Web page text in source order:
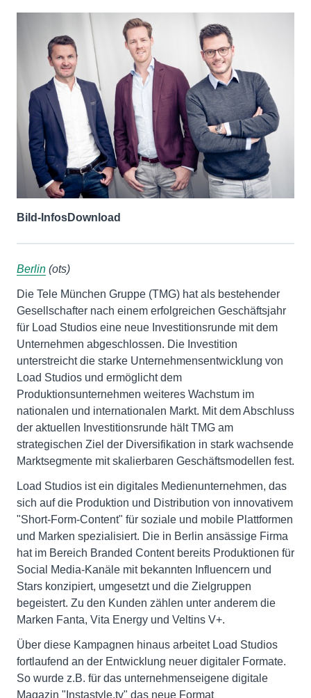
Bild-InfosDownload
Berlin (ots)
Die Tele München Gruppe (TMG) hat als bestehender
Gesellschafter nach einem erfolgreichen Geschäftsjahr
für Load Studios eine neue Investitionsrunde mit dem
Unternehmen abgeschlossen. Die Investition
unterstreicht die starke Unternehmensentwicklung von
Load Studios und ermöglicht dem
Produktionsunternehmen weiteres Wachstum im
nationalen und internationalen Markt. Mit dem Abschluss
der aktuellen Investitionsrunde hält TMG am
strategischen Ziel der Diversifikation in stark wachsende
Marktsegmente mit skalierbaren Geschäftsmodellen fest.
Load Studios ist ein digitales Medienunternehmen, das
sich auf die Produktion und Distribution von innovativem
"Short-Form-Content" für soziale und mobile Plattformen
und Marken spezialisiert. Die in Berlin ansässige Firma
hat im Bereich Branded Content bereits Produktionen für
Social Media-Kanäle mit bekannten Influencern und
Stars konzipiert, umgesetzt und die Zielgruppen
begeistert. Zu den Kunden zählen unter anderem die
Marken Fanta, Vita Energy und Veltins V+.
Über diese Kampagnen hinaus arbeitet Load Studios
fortlaufend an der Entwicklung neuer digitaler Formate.
So wurde z.B. für das unternehmenseigene digitale
Magazin "Instastyle.tv" das neue Format